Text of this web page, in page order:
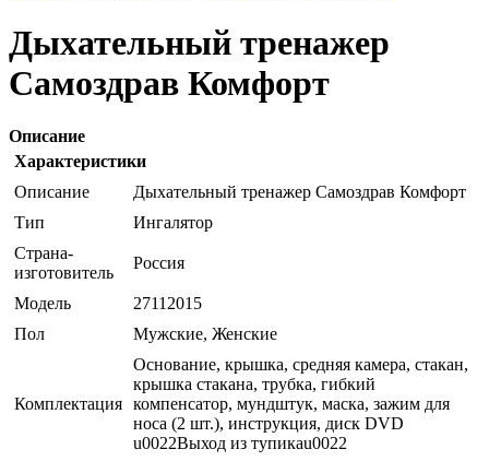
Дыхательный тренажер
Самоздрав Комфорт
Описание
Характеристики
Описание
Дыхательный тренажер Самоздрав Комфорт
Тип
Ингалятор
Страна-
изготовитель
Россия
Модель
27112015
Пол
Мужские, Женские
Комплектация
Основание, крышка, средняя камера, стакан,
крышка стакана, трубка, гибкий
компенсатор, мундштук, маска, зажим для
носа (2 шт.), инструкция, диск DVD
u0022Выход из тупикаu0022